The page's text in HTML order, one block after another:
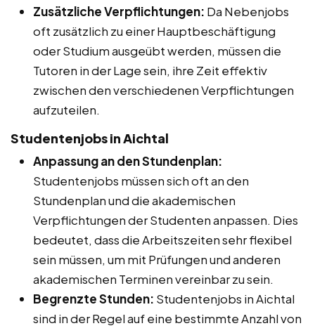
Zusätzliche Verpflichtungen: Da Nebenjobs
oft zusätzlich zu einer Hauptbeschäftigung
oder Studium ausgeübt werden, müssen die
Tutoren in der Lage sein, ihre Zeit effektiv
zwischen den verschiedenen Verpflichtungen
aufzuteilen.
Studentenjobs in Aichtal
Anpassung an den Stundenplan:
Studentenjobs müssen sich oft an den
Stundenplan und die akademischen
Verpflichtungen der Studenten anpassen. Dies
bedeutet, dass die Arbeitszeiten sehr flexibel
sein müssen, um mit Prüfungen und anderen
akademischen Terminen vereinbar zu sein.
Begrenzte Stunden: Studentenjobs in Aichtal
sind in der Regel auf eine bestimmte Anzahl von